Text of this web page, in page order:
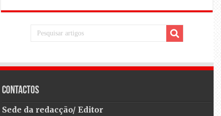
Contactos
Sede da redacção/ Editor